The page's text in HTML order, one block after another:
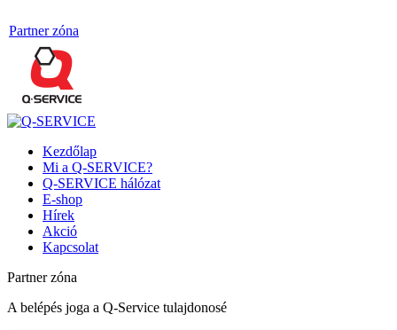
Partner zóna
Kezdőlap
Mi a Q-SERVICE?
Q-SERVICE hálózat
E-shop
Hírek
Akció
Kapcsolat
Partner zóna
A belépés joga a Q-Service tulajdonosé